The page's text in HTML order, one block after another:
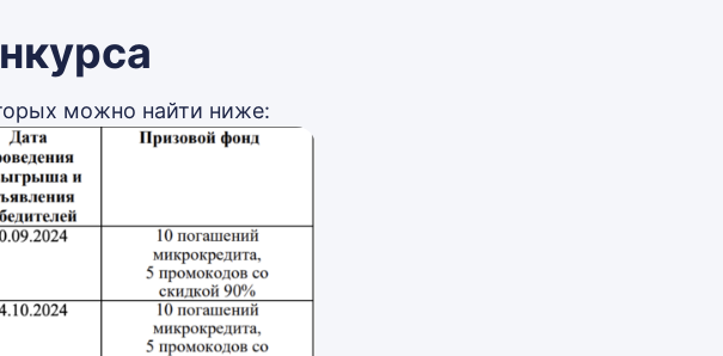
можно найти ниже: